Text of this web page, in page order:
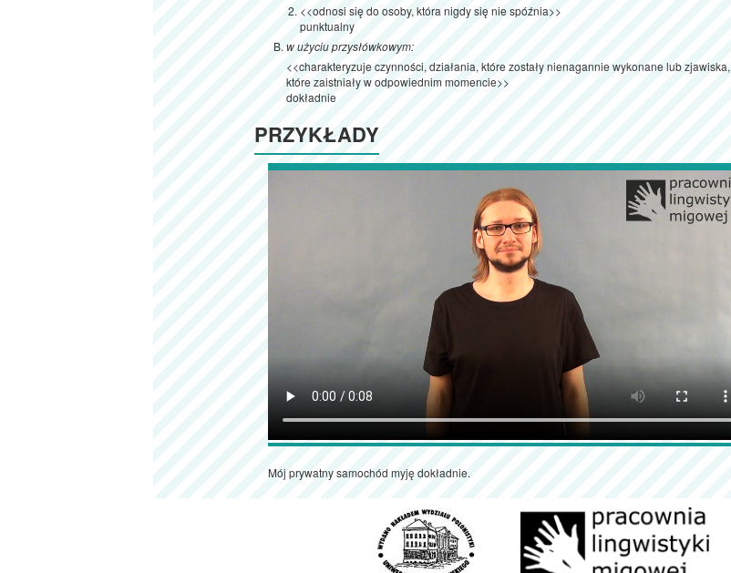
<<odnosi się do osoby, która nigdy się nie spóźnia>>
punktualny
w użyciu przysłówkowym:
<<charakteryzuje czynności, działania, które zostały nienagannie wykonane lub zjawiska,
które zaistniały w odpowiednim momencie>>
dokładnie
PRZYKŁADY
Mój prywatny samochód myję dokładnie.